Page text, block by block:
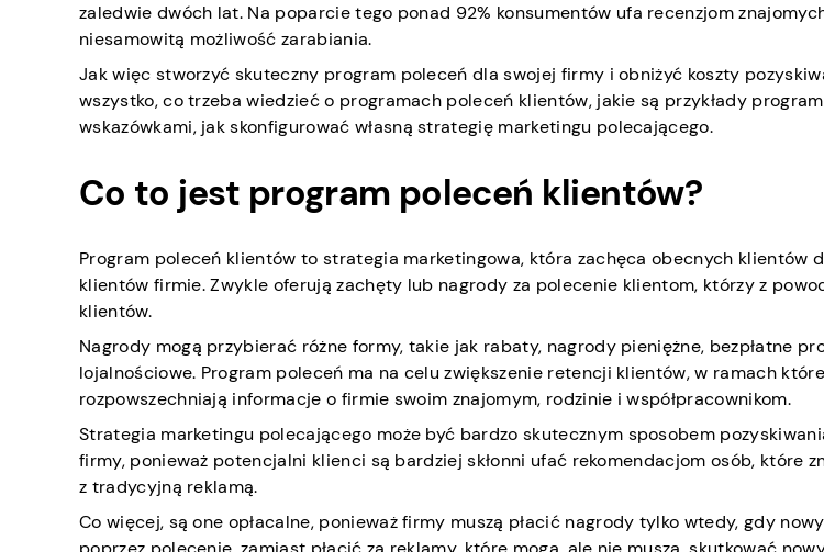
zaledwie dwóch lat. Na poparcie tego ponad 92% konsumentów ufa recenzjom
niesamowitą możliwość zarabiania.
Jak więc stworzyć skuteczny program poleceń dla swojej firmy i obniżyć koszty
wszystko, co trzeba wiedzieć o programach poleceń klientów, jakie są przykłady
wskazówkami, jak skonfigurować własną strategię marketingu polecającego.
Co to jest program poleceń klientów?
Program poleceń klientów to strategia marketingowa, która zachęca obecnych klientów
klientów firmie. Zwykle oferują zachęty lub nagrody za polecenie klientom, którzy z
klientów.
Nagrody mogą przybierać różne formy, takie jak rabaty, nagrody pieniężne, bezpłatne
lojalnościowe. Program poleceń ma na celu zwiększenie retencji klientów, w ramach
rozpowszechniają informacje o firmie swoim znajomym, rodzinie i współpracownikom.
Strategia marketingu polecającego może być bardzo skutecznym sposobem
firmy, ponieważ potencjalni klienci są bardziej skłonni ufać rekomendacjom osób, które
z tradycyjną reklamą.
Co więcej, są one opłacalne, ponieważ firmy muszą płacić nagrody tylko wtedy, gdy